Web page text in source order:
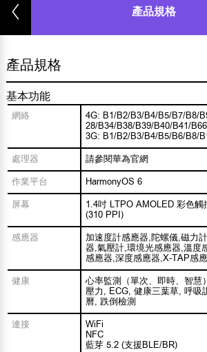
產品規格
產品規格
基本功能
網絡
4G: B1/B2/B3/B4/B5/B7/B8/
28/B34/B38/B39/B40/B41/B66
3G: B1/B2/B3/B4/B5/B6/B8/
處理器 請參閱華為官網
作業平台 HarmonyOS 6
屏幕
1.4吋 LTPO AMOLED 彩色觸
(310 PPI)
感應器
加速度計感應器,陀螺儀,磁力
器,氣壓計,環境光感應器,溫度
感應器,深度感應器,X-TAP感
健康
心率監測（單次、即時、智慧
壓力, ECG, 健康三葉草, 呼吸
曆, 跌倒檢測
連接
WiFi
NFC
藍芽 5.2 (支援BLE/BR)